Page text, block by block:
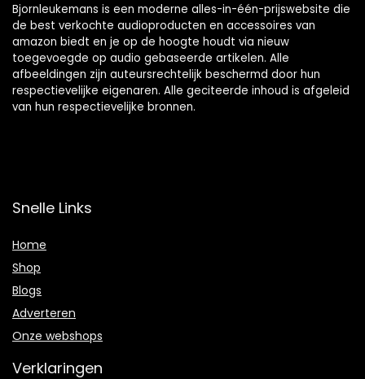
Bjornleukemans is een moderne alles-in-één-prijswebsite die
de best verkochte audioproducten en accessoires van
amazon biedt en je op de hoogte houdt via nieuw
toegevoegde op audio gebaseerde artikelen. Alle
afbeeldingen zijn auteursrechtelijk beschermd door hun
respectievelijke eigenaren. Alle geciteerde inhoud is afgeleid
van hun respectievelijke bronnen.
Snelle Links
Home
Shop
Blogs
Adverteren
Onze webshops
Verklaringen